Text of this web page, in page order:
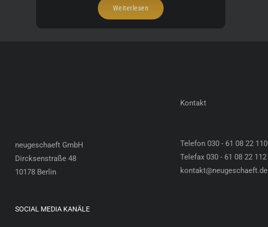
Weiterlesen
neugeschaeft GmbH
Dircksenstraße 48
10178 Berlin
SOCIAL MEDIA KANÄLE
Kontakt
Telefon 030 - 61 08 22 110
Telefax 030 - 61 08 22 112
kontakt@neugeschaeft.de